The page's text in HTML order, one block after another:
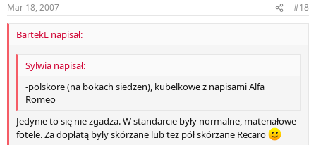
Mar 18, 2007 #18
BartekL napisał:
Sylwia napisał:
-polskore (na bokach siedzen), kubelkowe z napisami Alfa
Romeo
Jedynie to się nie zgadza. W standarcie były normalne, materiałowe
fotele. Za dopłatą były skórzane lub też pół skórzane Recaro